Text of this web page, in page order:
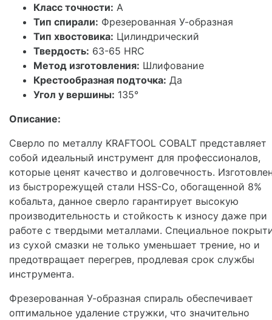
Класс точности: A
Тип спирали: Фрезерованная У-образная
Тип хвостовика: Цилиндрический
Твердость: 63-65 HRC
Метод изготовления: Шлифование
Крестообразная подточка: Да
Угол у вершины: 135°
Описание:
Сверло по металлу KRAFTOOL COBALT представляет
собой идеальный инструмент для профессионалов,
которые ценят качество и долговечность.
из быстрорежущей стали HSS-Co, обогащенной 8%
кобальта, данное сверло гарантирует высокую
производительность и стойкость к износу даже при
работе с твердыми металлами. Специальное
из сухой смазки не только уменьшает трение, но и
предотвращает перегрев, продлевая срок службы
инструмента.
Фрезерованная У-образная спираль обеспечивает
оптимальное удаление стружки, что значительно